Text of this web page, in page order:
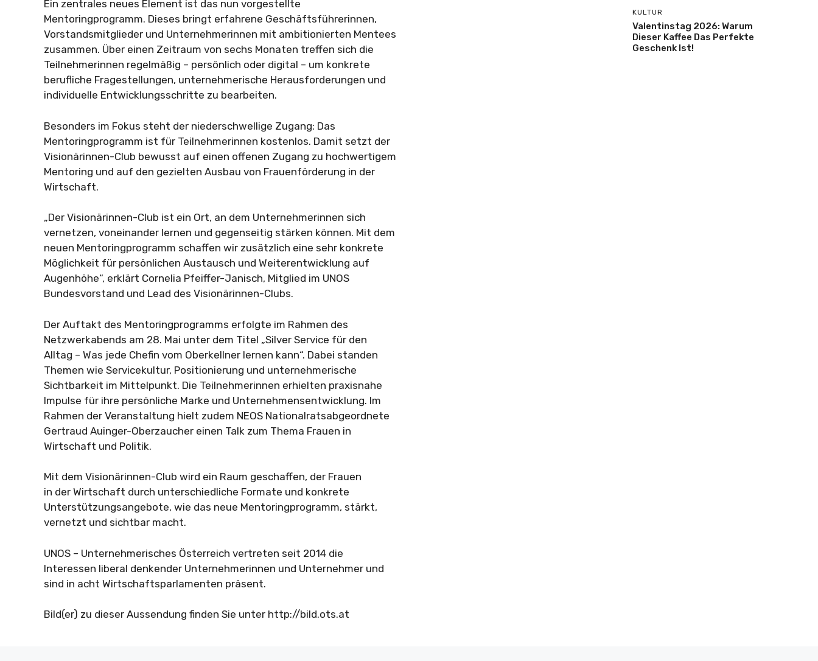
Ein zentrales neues Element ist das nun vorgestellte
Mentoringprogramm. Dieses bringt erfahrene Geschäftsführerinnen,
Vorstandsmitglieder und Unternehmerinnen mit ambitionierten Mentees
zusammen. Über einen Zeitraum von sechs Monaten treffen sich die
Teilnehmerinnen regelmäßig – persönlich oder digital – um konkrete
berufliche Fragestellungen, unternehmerische Herausforderungen und
individuelle Entwicklungsschritte zu bearbeiten.
Besonders im Fokus steht der niederschwellige Zugang: Das
Mentoringprogramm ist für Teilnehmerinnen kostenlos. Damit setzt der
Visionärinnen-Club bewusst auf einen offenen Zugang zu hochwertigem
Mentoring und auf den gezielten Ausbau von Frauenförderung in der
Wirtschaft.
„Der Visionärinnen-Club ist ein Ort, an dem Unternehmerinnen sich
vernetzen, voneinander lernen und gegenseitig stärken können. Mit dem
neuen Mentoringprogramm schaffen wir zusätzlich eine sehr konkrete
Möglichkeit für persönlichen Austausch und Weiterentwicklung auf
Augenhöhe“, erklärt Cornelia Pfeiffer-Janisch, Mitglied im UNOS
Bundesvorstand und Lead des Visionärinnen-Clubs.
Der Auftakt des Mentoringprogramms erfolgte im Rahmen des
Netzwerkabends am 28. Mai unter dem Titel „Silver Service für den
Alltag – Was jede Chefin vom Oberkellner lernen kann“. Dabei standen
Themen wie Servicekultur, Positionierung und unternehmerische
Sichtbarkeit im Mittelpunkt. Die Teilnehmerinnen erhielten praxisnahe
Impulse für ihre persönliche Marke und Unternehmensentwicklung. Im
Rahmen der Veranstaltung hielt zudem NEOS Nationalratsabgeordnete
Gertraud Auinger-Oberzaucher einen Talk zum Thema Frauen in
Wirtschaft und Politik.
Mit dem Visionärinnen-Club wird ein Raum geschaffen, der Frauen
in der Wirtschaft durch unterschiedliche Formate und konkrete
Unterstützungsangebote, wie das neue Mentoringprogramm, stärkt,
vernetzt und sichtbar macht.
UNOS – Unternehmerisches Österreich vertreten seit 2014 die
Interessen liberal denkender Unternehmerinnen und Unternehmer und
sind in acht Wirtschaftsparlamenten präsent.
Bild(er) zu dieser Aussendung finden Sie unter http://bild.ots.at
KULTUR
Valentinstag 2026: Warum
Dieser Kaffee Das Perfekte
Geschenk Ist!